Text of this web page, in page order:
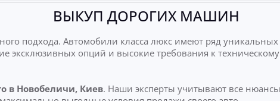
ВЫКУП ДОРОГИХ МАШИН
подхода. Автомобили класса люкс имеют ряд уникальных
эксклюзивных опций и высокие требования к техническому
в Новобеличи, Киев. Наши эксперты учитывают все